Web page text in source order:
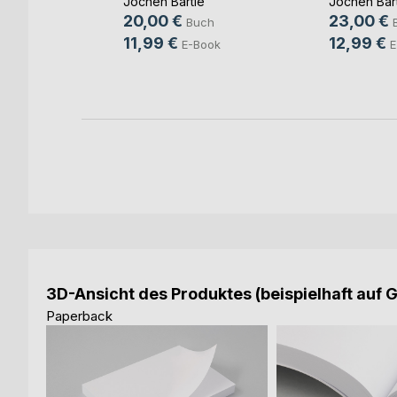
20,00 € Buch
11,99 € E-Book
23,00 €
12,99 €
3D-Ansicht des Produktes (beispielhaft auf
Paperback